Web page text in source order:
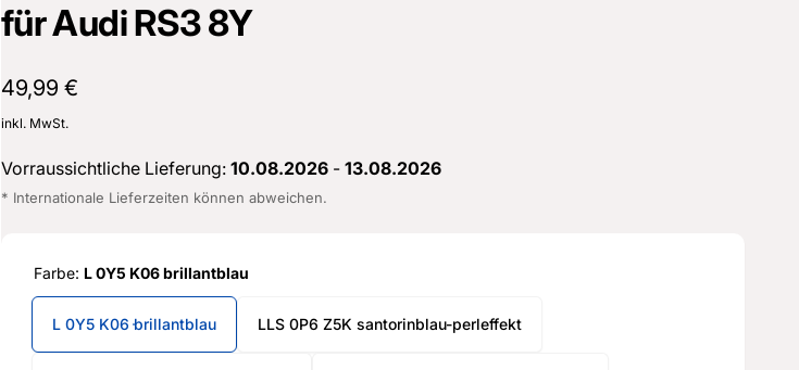
für Audi RS3 8Y
Normaler
Preis
49,99 €
inkl. MwSt.
Vorraussichtliche Lieferung: 10.08.2026- 13.08.2026
* Internationale Lieferzeiten können abweichen.
Farbe: L 0Y5 K06 brillantblau
L 0Y5 K06 brillantblau LLS 0P6 Z5K santorinblau-perleffekt